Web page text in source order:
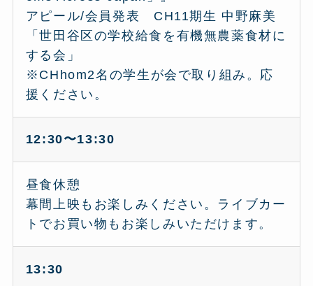
アピール/会員発表 CH11期生 中野麻美
「世田谷区の学校給食を有機無農薬食材に
する会」
※CHhom2名の学生が会で取り組み。応
援ください。
12:30〜13:30
昼食休憩
幕間上映もお楽しみください。ライブカー
トでお買い物もお楽しみいただけます。
13:30